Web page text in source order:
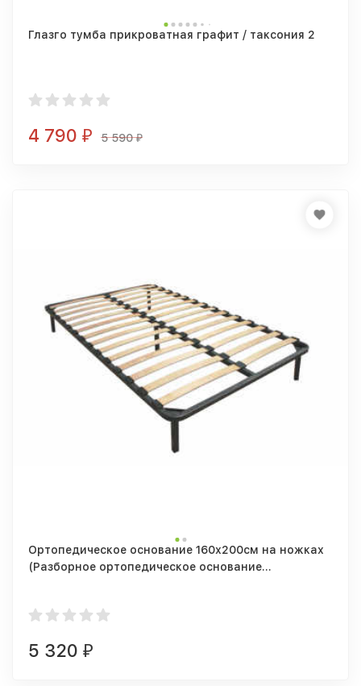
Глазго тумба прикроватная графит / таксония 2
4 790 ₽ 5 590₽
Ортопедическое основание 160х200см на ножках
(Разборное ортопедическое основание
5 320 ₽